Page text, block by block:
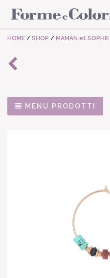
HOME / SHOP / MAMAN et SOPHIE
MENU PRODOTTI